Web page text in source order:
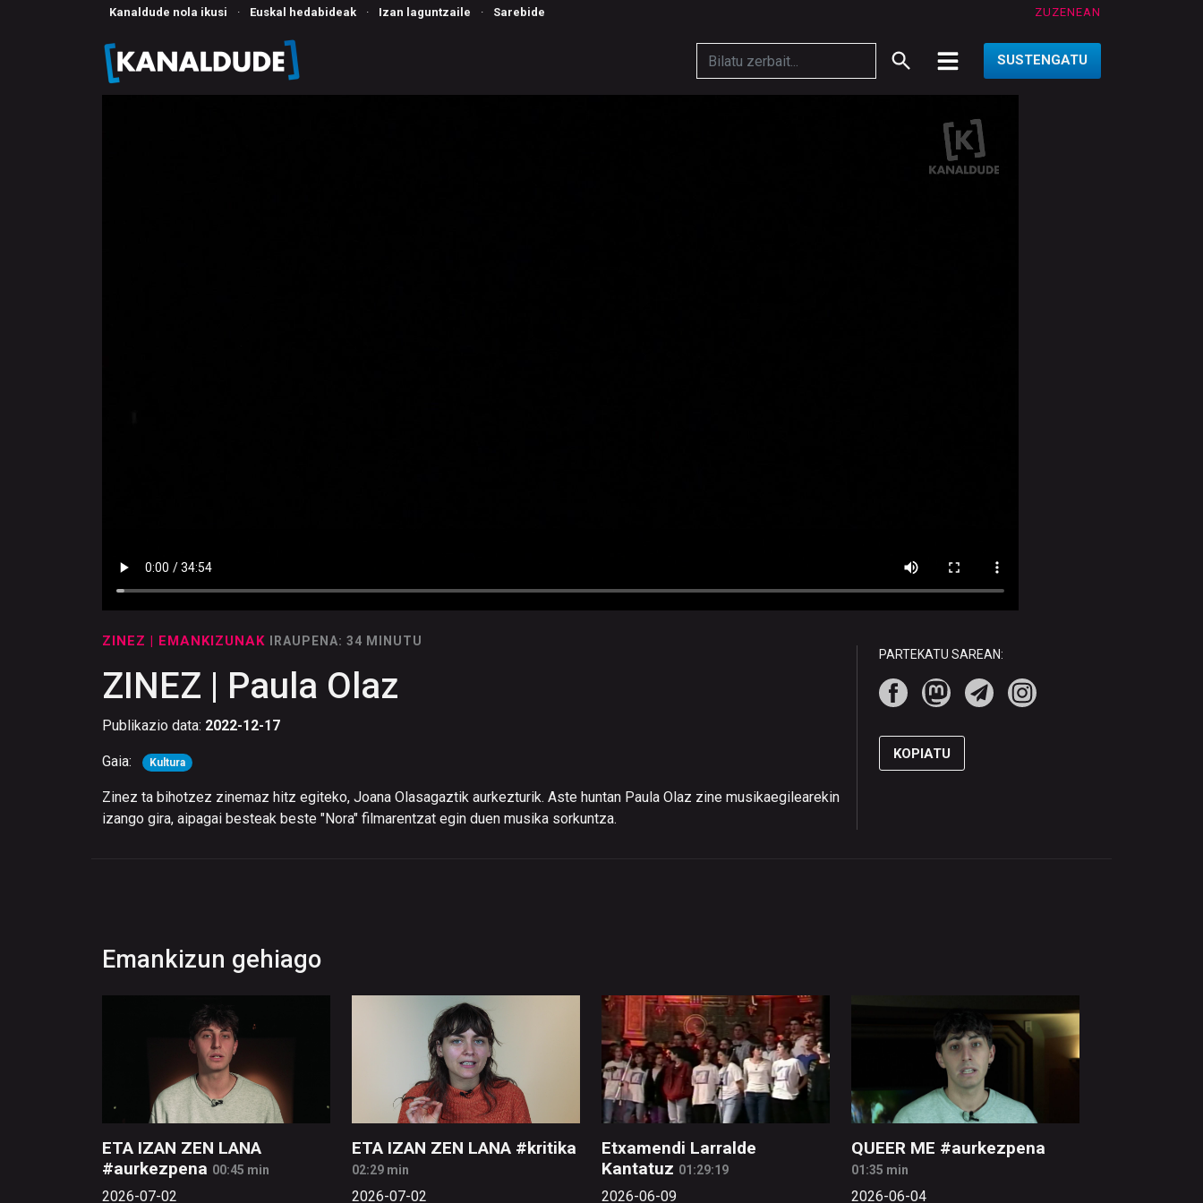
Kanaldude nola ikusi · Euskal hedabideak · Izan laguntzaile · Sarebide ZUZENEAN
SUSTENGATU
ZINEZ | EMANKIZUNAK IRAUPENA: 34 MINUTU
ZINEZ | Paula Olaz
Publikazio data: 2022-12-17
Gaia: Kultura
Zinez ta bihotzez zinemaz hitz egiteko, Joana Olasagaztik aurkezturik. Aste huntan Paula Olaz zine musikaegilearekin
izango gira, aipagai besteak beste "Nora" filmarentzat egin duen musika sorkuntza.
PARTEKATU SAREAN:
KOPIATU
Emankizun gehiago
ETA IZAN ZEN LANA
#aurkezpena 00:45 min
2026-07-02
ETA IZAN ZEN LANA #kritika
02:29 min
2026-07-02
Etxamendi Larralde
Kantatuz 01:29:19
2026-06-09
QUEER ME #aurkezpena
01:35 min
2026-06-04